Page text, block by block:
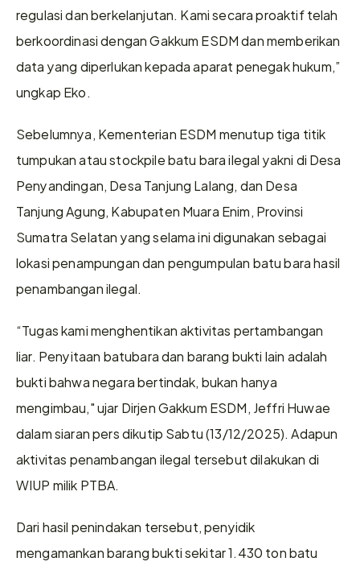
regulasi dan berkelanjutan. Kami secara proaktif telah
berkoordinasi dengan Gakkum ESDM dan memberikan
data yang diperlukan kepada aparat penegak hukum,”
ungkap Eko.
Sebelumnya, Kementerian ESDM menutup tiga titik
tumpukan atau stockpile batu bara ilegal yakni di Desa
Penyandingan, Desa Tanjung Lalang, dan Desa
Tanjung Agung, Kabupaten Muara Enim, Provinsi
Sumatra Selatan yang selama ini digunakan sebagai
lokasi penampungan dan pengumpulan batu bara hasil
penambangan ilegal.
“Tugas kami menghentikan aktivitas pertambangan
liar. Penyitaan batubara dan barang bukti lain adalah
bukti bahwa negara bertindak, bukan hanya
mengimbau," ujar Dirjen Gakkum ESDM, Jeffri Huwae
dalam siaran pers dikutip Sabtu (13/12/2025). Adapun
aktivitas penambangan ilegal tersebut dilakukan di
WIUP milik PTBA.
Dari hasil penindakan tersebut, penyidik
mengamankan barang bukti sekitar 1.430 ton batu